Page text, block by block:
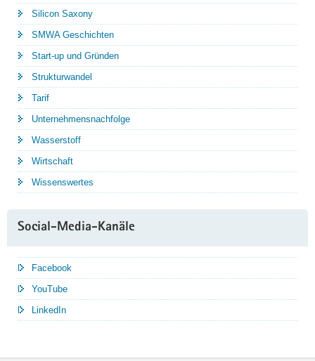
Silicon Saxony
SMWA Geschichten
Start-up und Gründen
Strukturwandel
Tarif
Unternehmensnachfolge
Wasserstoff
Wirtschaft
Wissenswertes
Social-Media-Kanäle
Facebook
YouTube
LinkedIn